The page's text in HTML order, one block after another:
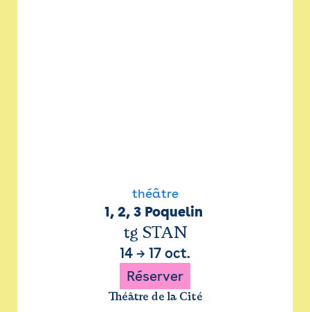
théâtre
1, 2, 3 Poquelin
tg STAN
14 → 17 oct.
Réserver
Théâtre de la Cité